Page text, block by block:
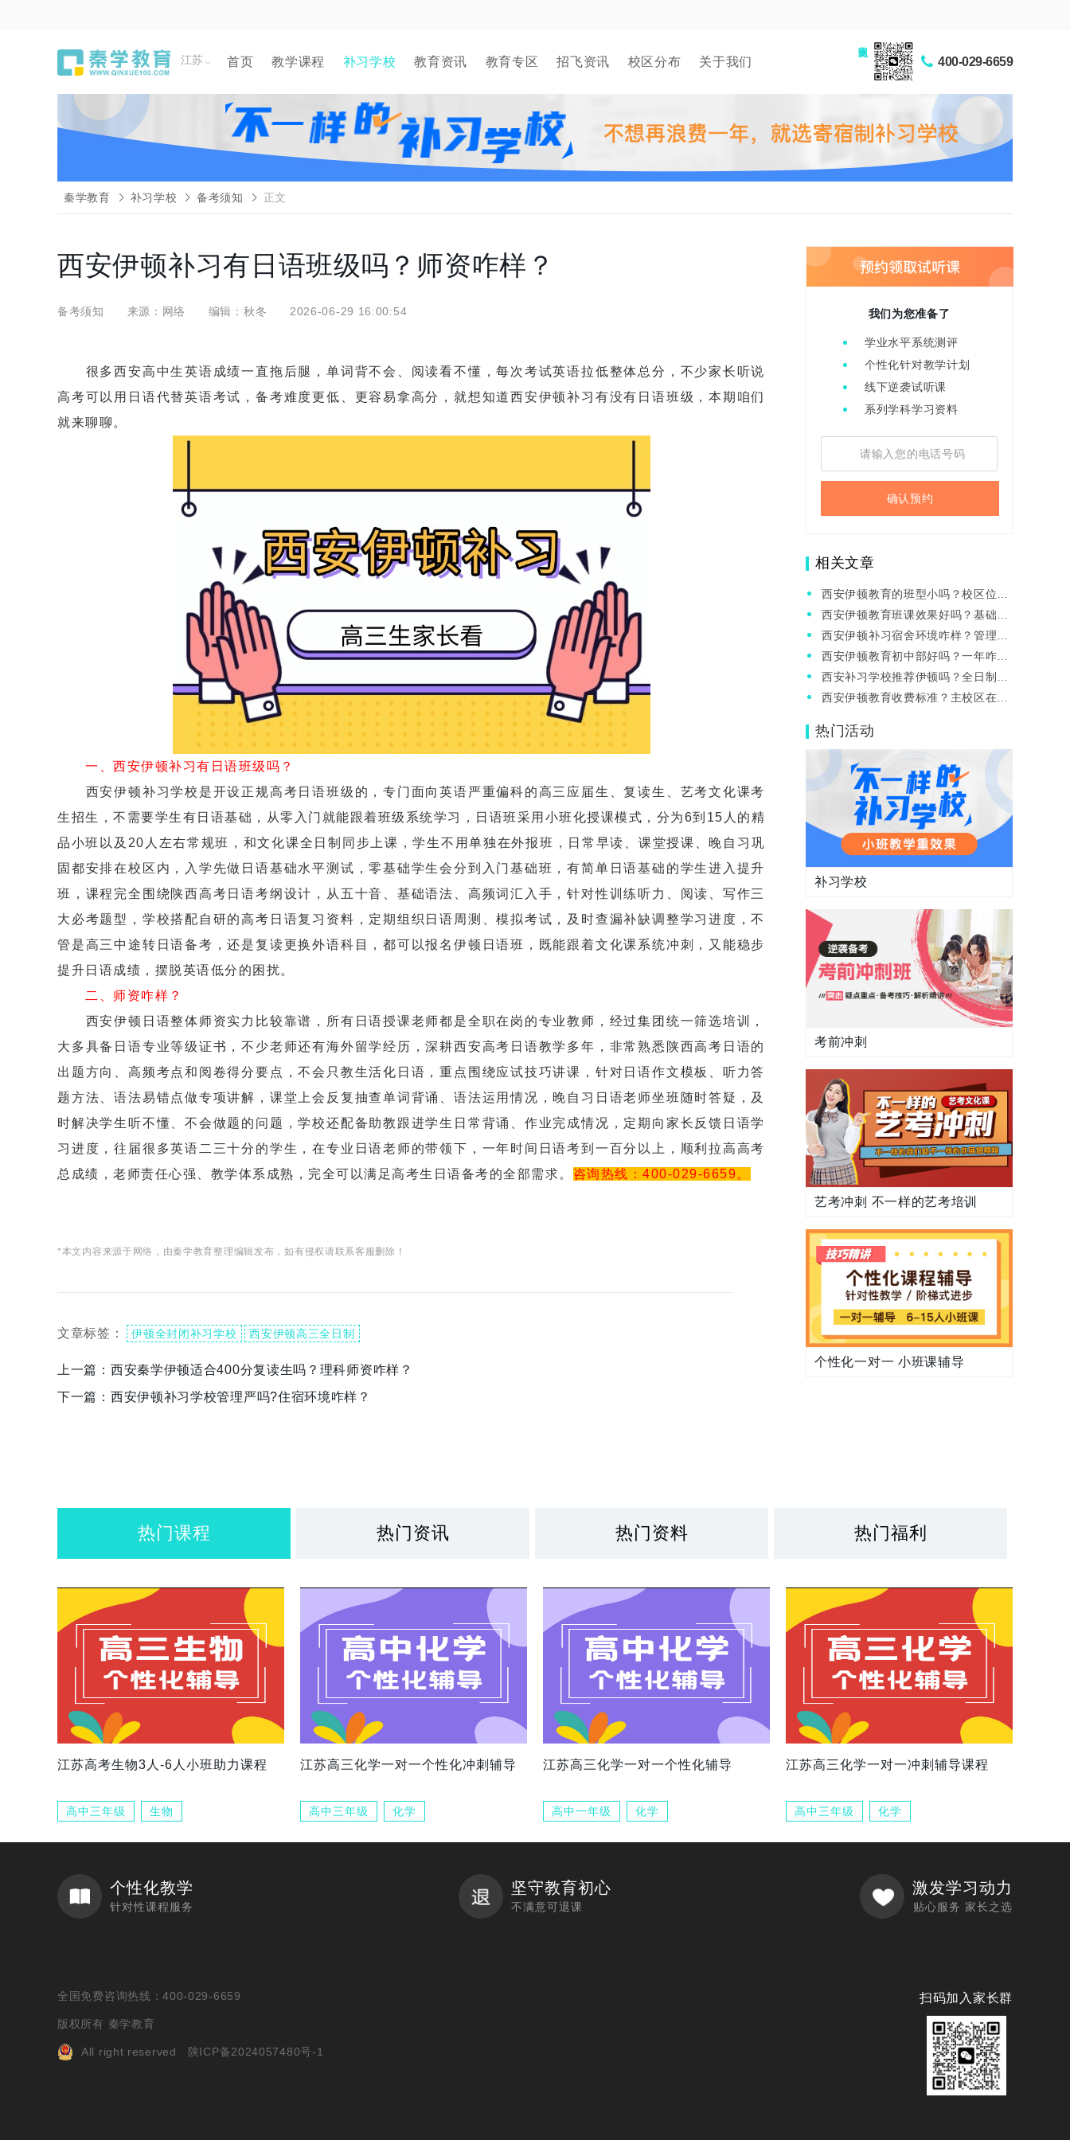
江苏 首页 教学课程 补习学校 教育资讯 教育专区 招飞资讯 校区分布 关于我们 400-029-6659
秦学教育 补习学校 备考须知 正文
西安伊顿补习有日语班级吗？师资咋样？
备考须知 来源：网络 编辑：秋冬 2026-06-29 16:00:54
很多西安高中生英语成绩一直拖后腿，单词背不会、阅读看不懂，每次考试英语拉低整体总分，不少家长听说
高考可以用日语代替英语考试，备考难度更低、更容易拿高分，就想知道西安伊顿补习有没有日语班级，本期咱们
就来聊聊。
一、西安伊顿补习有日语班级吗？
西安伊顿补习学校是开设正规高考日语班级的，专门面向英语严重偏科的高三应届生、复读生、艺考文化课考
生招生，不需要学生有日语基础，从零入门就能跟着班级系统学习，日语班采用小班化授课模式，分为6到15人的精
品小班以及20人左右常规班，和文化课全日制同步上课，学生不用单独在外报班，日常早读、课堂授课、晚自习巩
固都安排在校区内，入学先做日语基础水平测试，零基础学生会分到入门基础班，有简单日语基础的学生进入提升
班，课程完全围绕陕西高考日语考纲设计，从五十音、基础语法、高频词汇入手，针对性训练听力、阅读、写作三
大必考题型，学校搭配自研的高考日语复习资料，定期组织日语周测、模拟考试，及时查漏补缺调整学习进度，不
管是高三中途转日语备考，还是复读更换外语科目，都可以报名伊顿日语班，既能跟着文化课系统冲刺，又能稳步
提升日语成绩，摆脱英语低分的困扰。
二、师资咋样？
西安伊顿日语整体师资实力比较靠谱，所有日语授课老师都是全职在岗的专业教师，经过集团统一筛选培训，
大多具备日语专业等级证书，不少老师还有海外留学经历，深耕西安高考日语教学多年，非常熟悉陕西高考日语的
出题方向、高频考点和阅卷得分要点，不会只教生活化日语，重点围绕应试技巧讲课，针对日语作文模板、听力答
题方法、语法易错点做专项讲解，课堂上会反复抽查单词背诵、语法运用情况，晚自习日语老师坐班随时答疑，及
时解决学生听不懂、不会做题的问题，学校还配备助教跟进学生日常背诵、作业完成情况，定期向家长反馈日语学
习进度，往届很多英语二三十分的学生，在专业日语老师的带领下，一年时间日语考到一百分以上，顺利拉高高考
总成绩，老师责任心强、教学体系成熟，完全可以满足高考生日语备考的全部需求。 咨询热线：400-029-6659。
*本文内容来源于网络，由秦学教育整理编辑发布，如有侵权请联系客服删除！
文章标签： 伊顿全封闭补习学校 西安伊顿高三全日制
上一篇： 西安秦学伊顿适合400分复读生吗？理科师资咋样？
下一篇： 西安伊顿补习学校管理严吗?住宿环境咋样？
我们为您准备了
学业水平系统测评
个性化针对教学计划
线下逆袭试听课
系列学科学习资料
确认预约
相关文章
西安伊顿教育的班型小吗？校区位置
在哪儿？
西安伊顿教育班课效果好吗？基础中
等能跟上吗？
西安伊顿补习宿舍环境咋样？管理严
格吗？
西安伊顿教育初中部好吗？一年咋收
费？
西安补习学校推荐伊顿吗？全日制校
区电话？
西安伊顿教育收费标准？主校区在哪
热门活动
补习学校
考前冲刺
艺考冲刺 不一样的艺考培训
个性化一对一 小班课辅导
热门课程 热门资讯 热门资料 热门福利
江苏高考生物3人-6人小班助力课程
高中三年级 生物
江苏高三化学一对一个性化冲刺辅导
高中三年级 化学
江苏高三化学一对一个性化辅导
高中一年级 化学
江苏高三化学一对一冲刺辅导课程
高中三年级 化学
个性化教学
针对性课程服务
坚守教育初心
不满意可退课
激发学习动力
贴心服务 家长之选
全国免费咨询热线：400-029-6659
版权所有 秦学教育
All right reserved 陕ICP备2024057480号-1
扫码加入家长群